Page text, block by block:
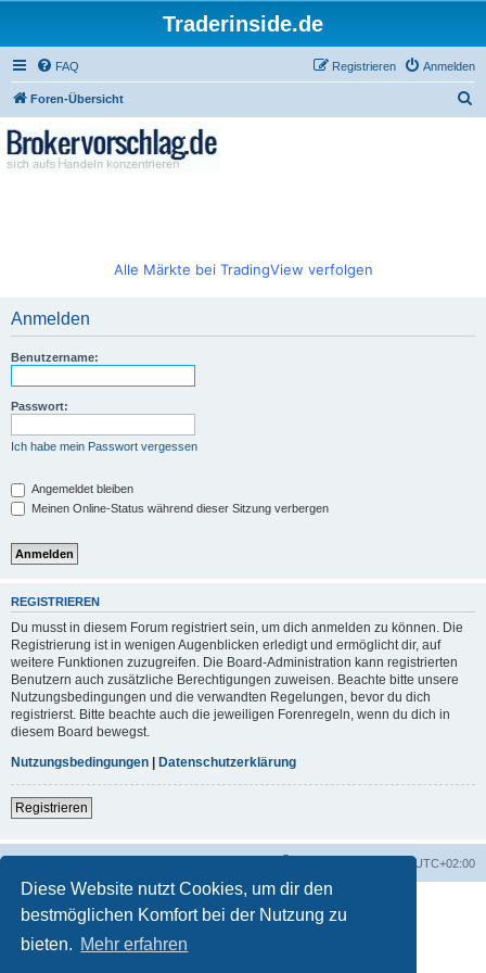
Diese Website nutzt Cookies, um dir den
bestmöglichen Komfort bei der Nutzung zu
bieten. Mehr erfahren
Traderinside.de
FAQ Anmelden
Registrieren
Foren-Übersicht
Alle Märkte bei TradingView verfolgen
Anmelden
Benutzername:
Passwort:
Ich habe mein Passwort vergessen
Angemeldet bleiben
Meinen Online-Status während dieser Sitzung verbergen
REGISTRIEREN
Du musst in diesem Forum registriert sein, um dich anmelden zu können. Die
Registrierung ist in wenigen Augenblicken erledigt und ermöglicht dir, auf
weitere Funktionen zuzugreifen. Die Board-Administration kann registrierten
Benutzern auch zusätzliche Berechtigungen zuweisen. Beachte bitte unsere
Nutzungsbedingungen und die verwandten Regelungen, bevor du dich
registrierst. Bitte beachte auch die jeweiligen Forenregeln, wenn du dich in
diesem Board bewegst.
Nutzungsbedingungen | Datenschutzerklärung
Registrieren
UTC+02:00